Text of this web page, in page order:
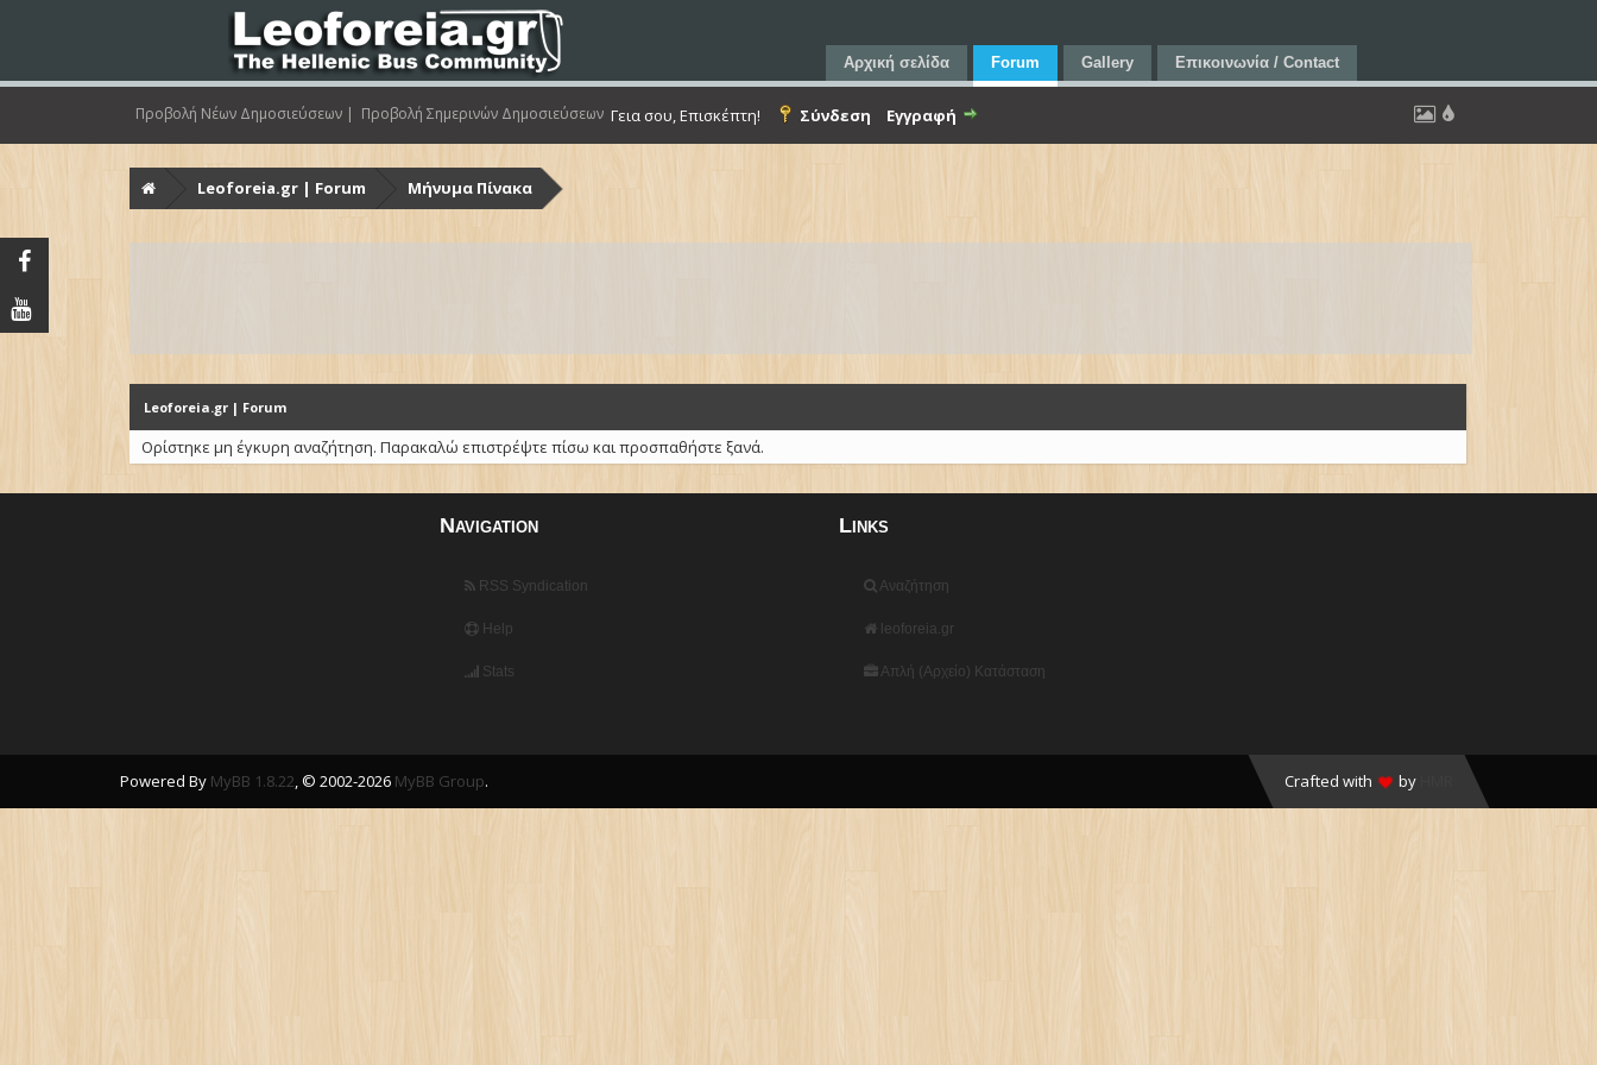
Αρχική σελίδα Forum Gallery Επικοινωνία / Contact
Προβολή Νέων Δημοσιεύσεων | Προβολή Σημερινών Δημοσιεύσεων Γεια σου, Επισκέπτη! Σύνδεση Εγγραφή
Leoforeia.gr | Forum Μήνυμα Πίνακα
Leoforeia.gr | Forum
Ορίστηκε μη έγκυρη αναζήτηση. Παρακαλώ επιστρέψτε πίσω και προσπαθήστε ξανά.
Navigation
RSS Syndication
Help
Stats
Links
Αναζήτηση
leoforeia.gr
Απλή (Αρχείο) Κατάσταση
Powered By MyBB 1.8.22, © 2002-2026 MyBB Group. Crafted with by